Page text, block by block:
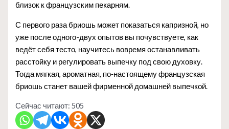
близок к французским пекарням.
С первого раза бриошь может показаться капризной, но
уже после одного-двух опытов вы почувствуете, как
ведёт себя тесто, научитесь вовремя останавливать
расстойку и регулировать выпечку под свою духовку.
Тогда мягкая, ароматная, по‑настоящему французская
бриошь станет вашей фирменной домашней выпечкой.
Сейчас читают: 505